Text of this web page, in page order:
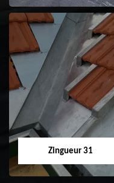
Etanchéité toiture
31
Zingueur 31